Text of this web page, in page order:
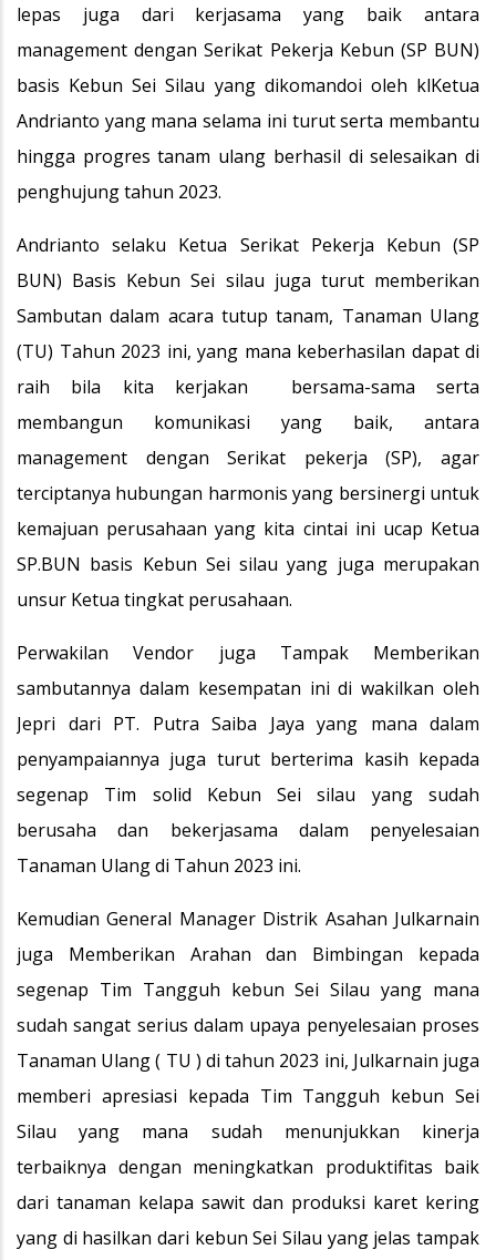
lepas juga dari kerjasama yang baik antara
management dengan Serikat Pekerja Kebun (SP BUN)
basis Kebun Sei Silau yang dikomandoi oleh klKetua
Andrianto yang mana selama ini turut serta membantu
hingga progres tanam ulang berhasil di selesaikan di
penghujung tahun 2023.
Andrianto selaku Ketua Serikat Pekerja Kebun (SP
BUN) Basis Kebun Sei silau juga turut memberikan
Sambutan dalam acara tutup tanam, Tanaman Ulang
(TU) Tahun 2023 ini, yang mana keberhasilan dapat di
raih bila kita kerjakan bersama-sama serta
membangun komunikasi yang baik, antara
management dengan Serikat pekerja (SP), agar
terciptanya hubungan harmonis yang bersinergi untuk
kemajuan perusahaan yang kita cintai ini ucap Ketua
SP.BUN basis Kebun Sei silau yang juga merupakan
unsur Ketua tingkat perusahaan.
Perwakilan Vendor juga Tampak Memberikan
sambutannya dalam kesempatan ini di wakilkan oleh
Jepri dari PT. Putra Saiba Jaya yang mana dalam
penyampaiannya juga turut berterima kasih kepada
segenap Tim solid Kebun Sei silau yang sudah
berusaha dan bekerjasama dalam penyelesaian
Tanaman Ulang di Tahun 2023 ini.
Kemudian General Manager Distrik Asahan Julkarnain
juga Memberikan Arahan dan Bimbingan kepada
segenap Tim Tangguh kebun Sei Silau yang mana
sudah sangat serius dalam upaya penyelesaian proses
Tanaman Ulang ( TU ) di tahun 2023 ini, Julkarnain juga
memberi apresiasi kepada Tim Tangguh kebun Sei
Silau yang mana sudah menunjukkan kinerja
terbaiknya dengan meningkatkan produktifitas baik
dari tanaman kelapa sawit dan produksi karet kering
yang di hasilkan dari kebun Sei Silau yang jelas tampak